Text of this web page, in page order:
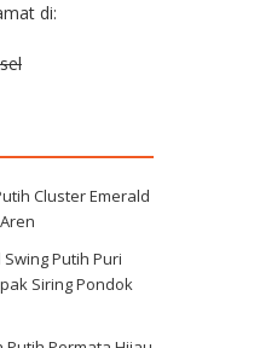
di:
Cluster Emerald
Swing Putih Puri
Siring Pondok